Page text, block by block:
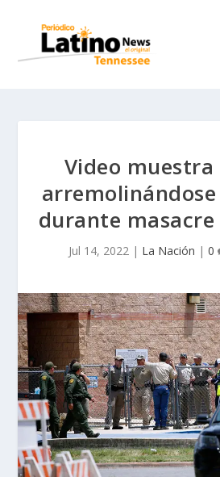
Video muestra
durante masacre
Jul 14, 2022| La Nación | 0